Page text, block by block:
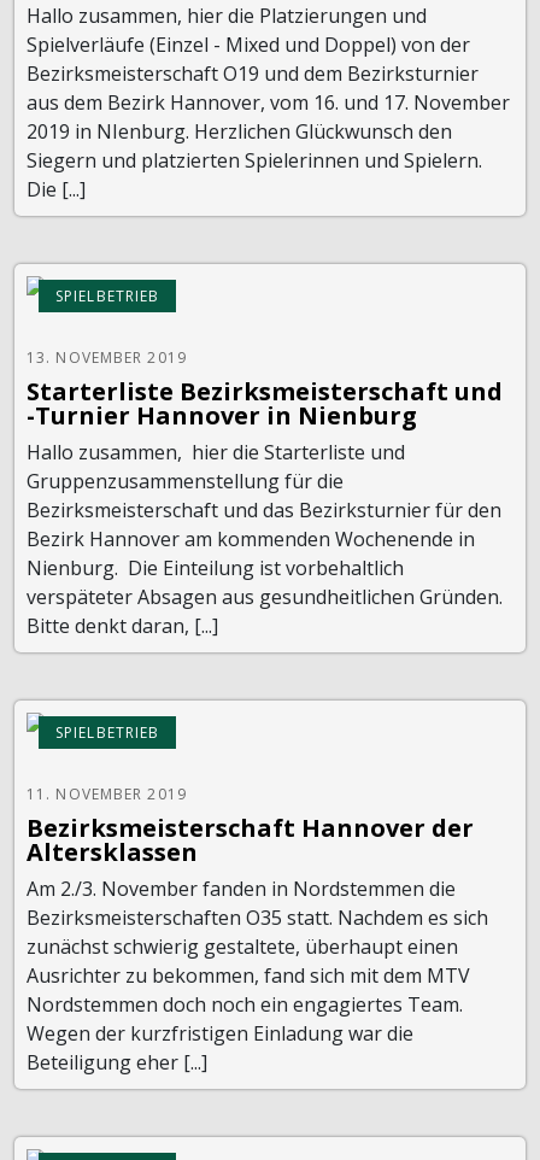
Hallo zusammen, hier die Platzierungen und
Spielverläufe (Einzel - Mixed und Doppel) von der
Bezirksmeisterschaft O19 und dem Bezirksturnier
aus dem Bezirk Hannover, vom 16. und 17. November
2019 in NIenburg. Herzlichen Glückwunsch den
Siegern und platzierten Spielerinnen und Spielern.
Die [...]
SPIELBETRIEB
13. NOVEMBER 2019
Starterliste Bezirksmeisterschaft und
-Turnier Hannover in Nienburg
Hallo zusammen, hier die Starterliste und
Gruppenzusammenstellung für die
Bezirksmeisterschaft und das Bezirksturnier für den
Bezirk Hannover am kommenden Wochenende in
Nienburg. Die Einteilung ist vorbehaltlich
verspäteter Absagen aus gesundheitlichen Gründen.
Bitte denkt daran, [...]
SPIELBETRIEB
11. NOVEMBER 2019
Bezirksmeisterschaft Hannover der
Altersklassen
Am 2./3. November fanden in Nordstemmen die
Bezirksmeisterschaften O35 statt. Nachdem es sich
zunächst schwierig gestaltete, überhaupt einen
Ausrichter zu bekommen, fand sich mit dem MTV
Nordstemmen doch noch ein engagiertes Team.
Wegen der kurzfristigen Einladung war die
Beteiligung eher [...]